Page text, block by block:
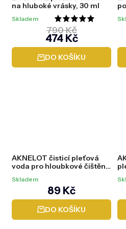
na hluboké vrásky, 30 ml
Průměrné
hodnocení
produktu
je
Skladem
474 Kč
790 Kč
DO KOŠÍKU
AKNELOT čisticí pleťová
voda pro hloubkové čištění,
Skladem
89 Kč
DO KOŠÍKU